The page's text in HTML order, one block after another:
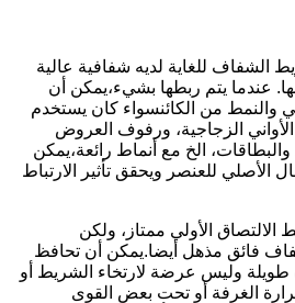
الشفاف للغاية لديه شفافية عالية
لها. عندما يتم ربطها بشيء،يمكن أن
والنمط من الكائنسواء كان يستخدم
الزجاجية، ورفوف العروض
والبطاقات، الخ مع أنماط رائعة،يمكن
الأصلي للعنصر ويحقق تأثير الارتباط
الالتصاق الأولي ممتاز، ولكن
فائق مذهل أيضا.يمكن أن تحافظ
طويلة وليس عرضة لارتخاء الشريط أو
الغرفة أو تحت بعض القوى